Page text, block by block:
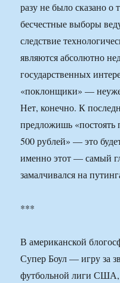
разу не было сказано о
бесчестные выборы
следствие
являются абсолютно
государственных
«поклонщики» —
Нет, конечно. К
предложишь «постоять
500 рублей» — это
именно этот — самый
замалчивался на
***
В американской
Супер Боул — игру за
футбольной лиги США,